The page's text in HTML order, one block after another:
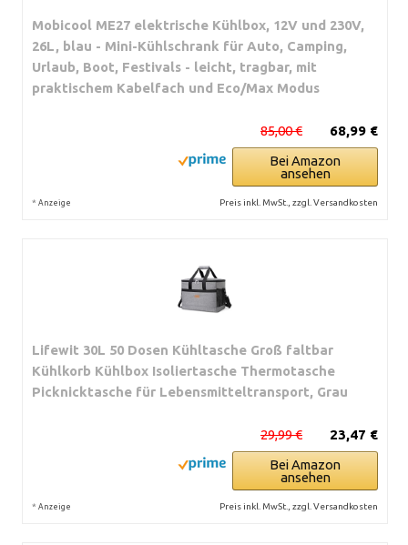
Mobicool ME27 elektrische Kühlbox, 12V und 230V,
26L, blau - Mini-Kühlschrank für Auto, Camping,
Urlaub, Boot, Festivals - leicht, tragbar, mit
praktischem Kabelfach und Eco/Max Modus
68,99 €
85,00 €
Bei Amazon
ansehen
* Anzeige Preis inkl. MwSt., zzgl. Versandkosten
Lifewit 30L 50 Dosen Kühltasche Groß faltbar
Kühlkorb Kühlbox Isoliertasche Thermotasche
Picknicktasche für Lebensmitteltransport, Grau
23,47 €
29,99 €
Bei Amazon
ansehen
* Anzeige Preis inkl. MwSt., zzgl. Versandkosten